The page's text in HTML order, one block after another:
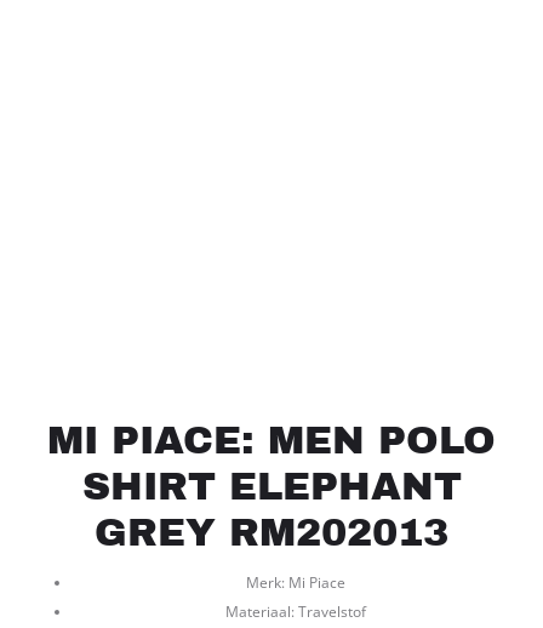
MI PIACE: MEN POLO
SHIRT ELEPHANT
GREY RM202013
Merk: Mi Piace
Materiaal: Travelstof